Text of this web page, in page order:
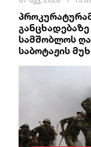
სამშობლოს
საბოტაჟის